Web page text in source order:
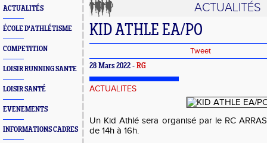
ACTUALITÉS
ÉCOLE D'ATHLÉTISME
COMPETITION
LOISIR RUNNING SANTE
LOISIR SANTÉ
EVENEMENTS
INFORMATIONS CADRES
ACTUALITÉS
KID ATHLE EA/PO
Tweet
28 Mars 2022 - RG
ACTUALITES
Un Kid Athlé sera organisé par le RC
de 14h à 16h.